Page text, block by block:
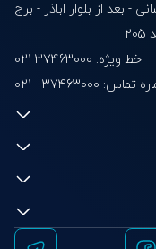
- بعد از بلوار‌‌ اباذر - برج
خط ویژه: 37463000 021
تماس: 021 - 37463000